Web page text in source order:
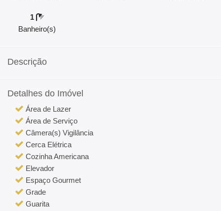
1
Banheiro(s)
Descrição
Detalhes do Imóvel
Área de Lazer
Área de Serviço
Câmera(s) Vigilância
Cerca Elétrica
Cozinha Americana
Elevador
Espaço Gourmet
Grade
Guarita